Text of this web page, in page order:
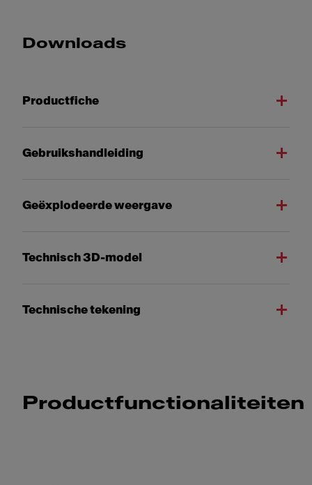
Downloads
Productfiche
Gebruikshandleiding
Geëxplodeerde weergave
Technisch 3D-model
Technische tekening
Productfunctionaliteiten